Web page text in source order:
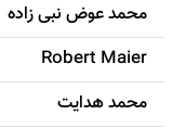
محمد عوض نبی زاده
Robert Maier
محمد هدایت